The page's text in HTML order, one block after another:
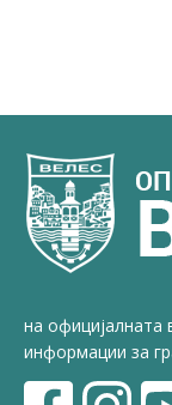
на официјалната
информации за